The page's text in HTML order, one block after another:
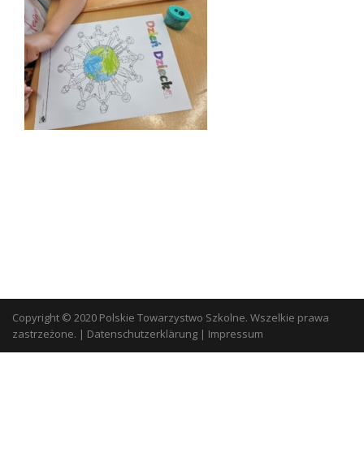
Copyright © 2020 Polskie Towarzystwo Szkolne. Wszelkie prawa
zastrzeżone. | Datenschutzerklärung | Impressum